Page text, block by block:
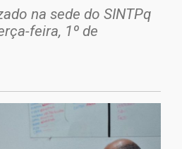
na sede do SINTPq
feira, 1º de